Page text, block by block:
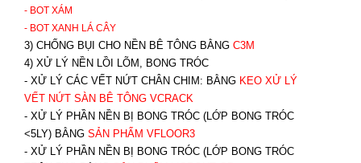
- BOT XÁM
- BOT XANH LÁ CÂY
3) CHỐNG BỤI CHO NỀN BÊ TÔNG BẰNG C3M
4) XỬ LÝ NỀN LỒI LÕM, BONG TRÓC
- XỬ LÝ CÁC VẾT NỨT CHÂN CHIM: BẰNG KEO XỬ LÝ
VẾT NỨT SÀN BÊ TÔNG VCRACK
- XỬ LÝ PHẦN NỀN BỊ BONG TRÓC (LỚP BONG TRÓC
<5LY) BẰNG SẢN PHẨM VFLOOR3
- XỬ LÝ PHẦN NỀN BỊ BONG TRÓC (LỚP BONG TRÓC